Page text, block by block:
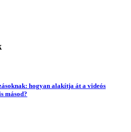
hogyan alakítja át a videós
másod?